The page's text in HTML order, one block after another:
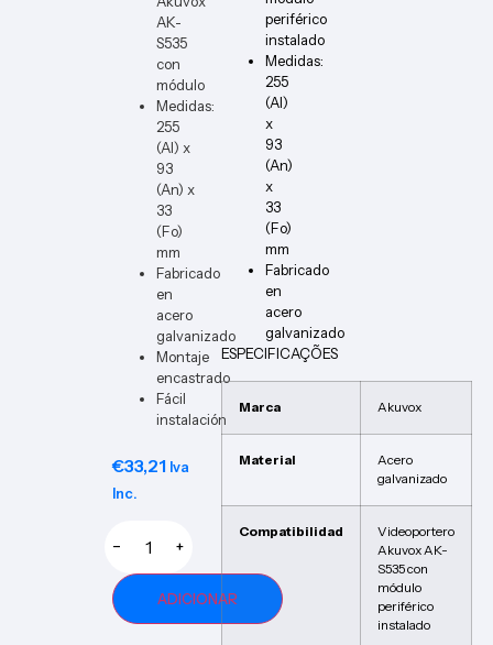
AK-
S535
con
módulo
Medidas:
255
(Al) x
93
(An) x
33
(Fo)
mm
Fabricado
en
acero
galvanizado
Montaje
encastrado
Fácil
instalación
€33,21 Iva
Inc.
− +
ADICIONAR
periférico
instalado
Medidas:
255
(Al)
x
93
(An)
x
33
(Fo)
mm
Fabricado
en
acero
galvanizado
ESPECIFICAÇÕES
Marca Akuvox
Material
Acero
galvanizado
Compatibilidad
Videoportero
Akuvox AK-
S535 con
módulo
periférico
instalado